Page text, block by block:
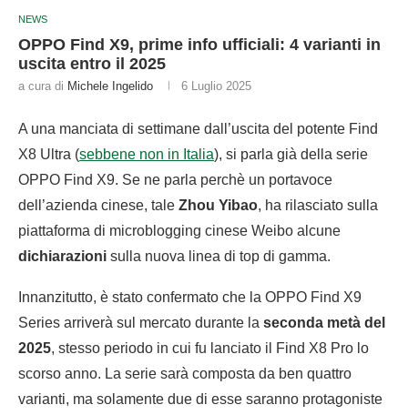
NEWS
OPPO Find X9, prime info ufficiali: 4 varianti in
uscita entro il 2025
a cura di Michele Ingelido 6 Luglio 2025
A una manciata di settimane dall’uscita del potente Find
X8 Ultra (sebbene non in Italia), si parla già della serie
OPPO Find X9. Se ne parla perchè un portavoce
dell’azienda cinese, tale Zhou Yibao, ha rilasciato sulla
piattaforma di microblogging cinese Weibo alcune
dichiarazioni sulla nuova linea di top di gamma.
Innanzitutto, è stato confermato che la OPPO Find X9
Series arriverà sul mercato durante la seconda metà del
2025, stesso periodo in cui fu lanciato il Find X8 Pro lo
scorso anno. La serie sarà composta da ben quattro
varianti, ma solamente due di esse saranno protagoniste